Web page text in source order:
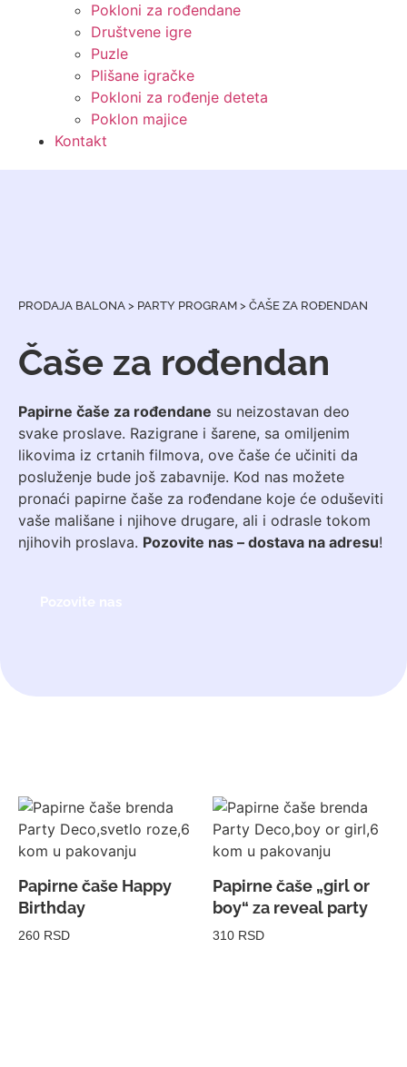
Pokloni za rođendane
Društvene igre
Puzle
Plišane igračke
Pokloni za rođenje deteta
Poklon majice
Kontakt
PRODAJA BALONA > PARTY PROGRAM > ČAŠE ZA ROĐENDAN
Čaše za rođendan
Papirne čaše za rođendane su neizostavan deo
svake proslave. Razigrane i šarene, sa omiljenim
likovima iz crtanih filmova, ove čaše će učiniti da
posluženje bude još zabavnije. Kod nas možete
pronaći papirne čaše za rođendane koje će oduševiti
vaše mališane i njihove drugare, ali i odrasle tokom
njihovih proslava. Pozovite nas – dostava na adresu!
Papirne čaše Happy
Birthday
260 RSD
Papirne čaše „girl or
boy“ za reveal party
310 RSD